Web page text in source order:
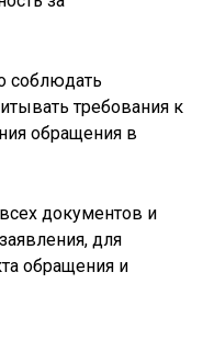
соблюдать
требования к
обращения в
документов и
для
обращения и